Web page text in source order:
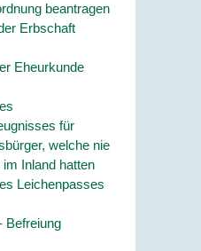
beantragen
Erbschaft
Eheurkunde
für
welche nie
Inland hatten
Leichenpasses
Befreiung